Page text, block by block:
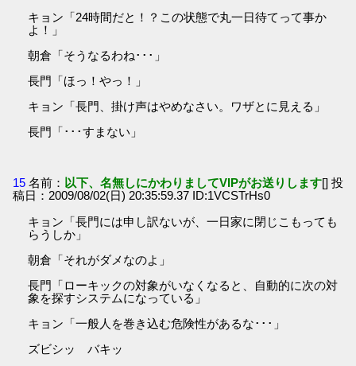
キョン「24時間だと！？この状態で丸一日待てって事か
よ！」
朝倉「そうなるわね･･･」
長門「ほっ！やっ！」
キョン「長門、掛け声はやめなさい。ワザとに見える」
長門「･･･すまない」
15 名前： 以下、名無しにかわりましてVIPがお送りします[] 投
稿日：2009/08/02(日) 20:35:59.37 ID:1VCSTrHs0
キョン「長門には申し訳ないが、一日家に閉じこもっても
らうしか」
朝倉「それがダメなのよ」
長門「ローキックの対象がいなくなると、自動的に次の対
象を探すシステムになっている」
キョン「一般人を巻き込む危険性があるな･･･」
ズビシッ バキッ